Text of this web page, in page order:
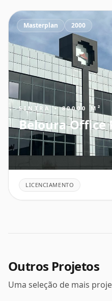
Masterplan 2000
SINTRA • 80000 M²
Beloura Office
LICENCIAMENTO
Outros Projetos
Uma seleção de mais